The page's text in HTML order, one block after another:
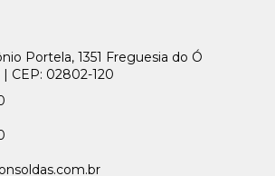
Portela, 1351 Freguesia do Ó
CEP: 02802-120